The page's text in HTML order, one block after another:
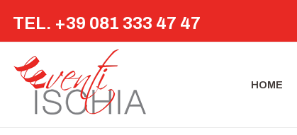
TEL. +39 081 333 47 47
HOME